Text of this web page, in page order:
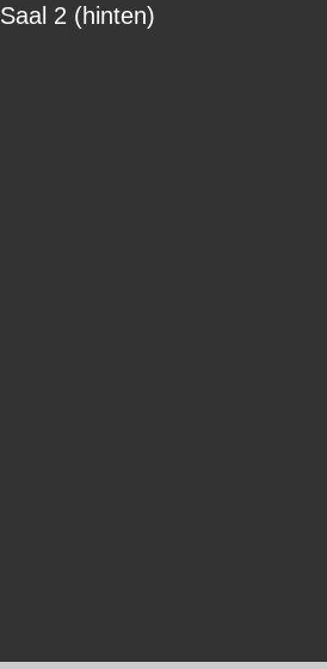
Saal 2 (hinten)